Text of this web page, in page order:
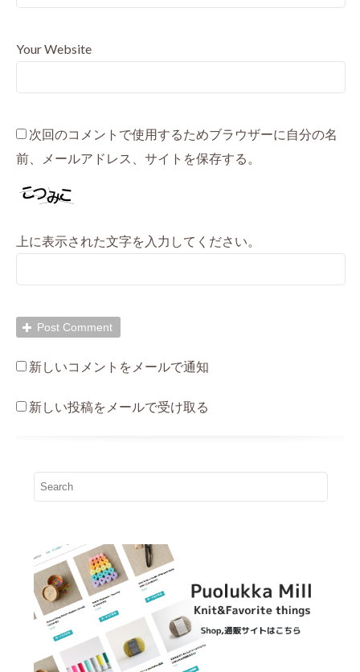
Your Website
次回のコメントで使用するためブラウザーに自分の名
前、メールアドレス、サイトを保存する。
上に表示された文字を入力してください。
新しいコメントをメールで通知
新しい投稿をメールで受け取る